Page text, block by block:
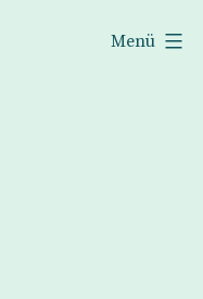
Menü